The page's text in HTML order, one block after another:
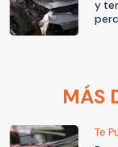
y
MÁS
Te